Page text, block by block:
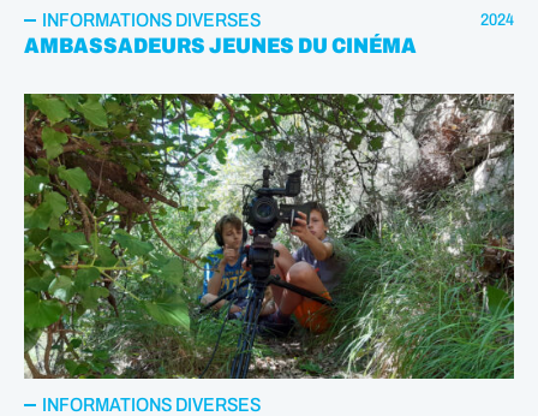
INFORMATIONS DIVERSES
AMBASSADEURS JEUNES DU CINÉMA
2024
INFORMATIONS DIVERSES